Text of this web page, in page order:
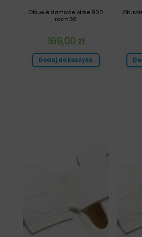
Obuwie damskie białe 900
rozm.36
169,00 zł
Dodaj do koszyka